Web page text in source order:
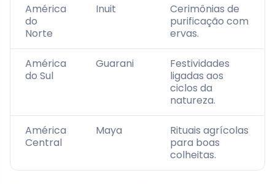
América
do
Norte
Inuit
Cerimônias de
purificação com
ervas.
América
do Sul
Guarani
Festividades
ligadas aos
ciclos da
natureza.
América
Central
Maya
Rituais agrícolas
para boas
colheitas.